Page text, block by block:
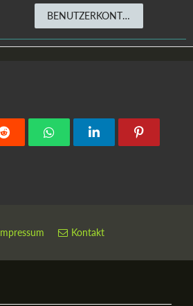
BENUTZERKONTO ERSTELLEN
Impressum Kontakt